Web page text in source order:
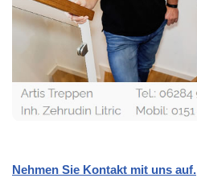
Nehmen Sie Kontakt mit uns auf.